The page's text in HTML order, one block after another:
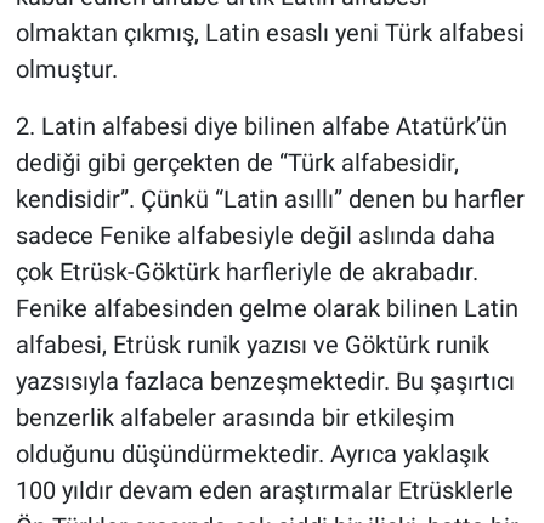
olmaktan çıkmış, Latin esaslı yeni Türk alfabesi
olmuştur.
2. Latin alfabesi diye bilinen alfabe Atatürk’ün
dediği gibi gerçekten de “Türk alfabesidir,
kendisidir”. Çünkü “Latin asıllı” denen bu harfler
sadece Fenike alfabesiyle değil aslında daha
çok Etrüsk-Göktürk harfleriyle de akrabadır.
Fenike alfabesinden gelme olarak bilinen Latin
alfabesi, Etrüsk runik yazısı ve Göktürk runik
yazsısıyla fazlaca benzeşmektedir. Bu şaşırtıcı
benzerlik alfabeler arasında bir etkileşim
olduğunu düşündürmektedir. Ayrıca yaklaşık
100 yıldır devam eden araştırmalar Etrüsklerle